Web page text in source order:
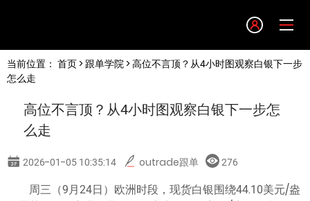
English
简体中文
한글
当前位置： 首页> 跟单学院> 高位不言顶？从4小时图观察白银下一步
怎么走
高位不言顶？从4小时图观察白银下一步怎
么走
2026-01-05 10:35:14 outrade跟单 276
周三（9月24日）欧洲时段，现货白银围绕44.10美元/盎